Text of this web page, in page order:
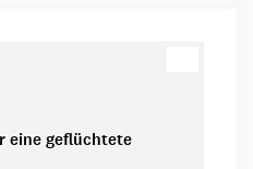
eine geflüchtete